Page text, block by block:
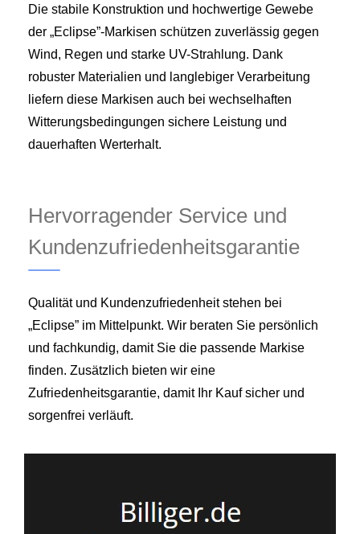
Die stabile Konstruktion und hochwertige Gewebe
der „Eclipse”-Markisen schützen zuverlässig gegen
Wind, Regen und starke UV-Strahlung. Dank
robuster Materialien und langlebiger Verarbeitung
liefern diese Markisen auch bei wechselhaften
Witterungsbedingungen sichere Leistung und
dauerhaften Werterhalt.
Hervorragender Service und
Kundenzufriedenheitsgarantie
Qualität und Kundenzufriedenheit stehen bei
„Eclipse” im Mittelpunkt. Wir beraten Sie persönlich
und fachkundig, damit Sie die passende Markise
finden. Zusätzlich bieten wir eine
Zufriedenheitsgarantie, damit Ihr Kauf sicher und
sorgenfrei verläuft.